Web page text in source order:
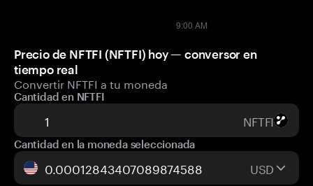
Precio de NFTFI (NFTFI) hoy — conversor en
tiempo real
Convertir NFTFI a tu moneda
Cantidad en NFTFI
NFTFI
Cantidad en la moneda seleccionada
USD